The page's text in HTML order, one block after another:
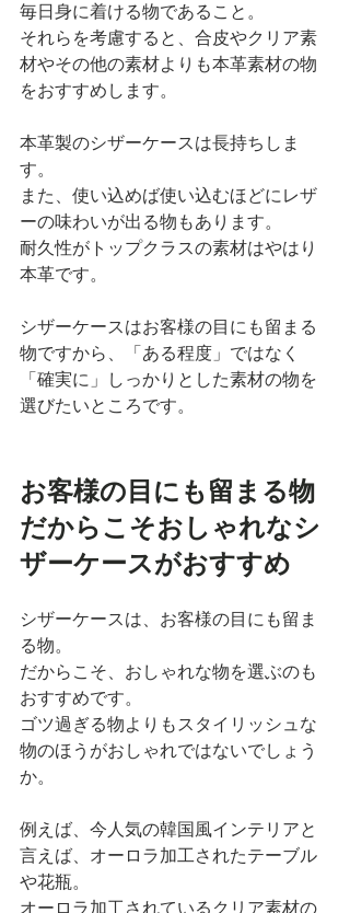
毎日身に着ける物であること。
それらを考慮すると、合皮やクリア素
材やその他の素材よりも本革素材の物
をおすすめします。
本革製のシザーケースは長持ちしま
す。
また、使い込めば使い込むほどにレザ
ーの味わいが出る物もあります。
耐久性がトップクラスの素材はやはり
本革です。
シザーケースはお客様の目にも留まる
物ですから、「ある程度」ではなく
「確実に」しっかりとした素材の物を
選びたいところです。
お客様の目にも留まる物
だからこそおしゃれなシ
ザーケースがおすすめ
シザーケースは、お客様の目にも留ま
る物。
だからこそ、おしゃれな物を選ぶのも
おすすめです。
ゴツ過ぎる物よりもスタイリッシュな
物のほうがおしゃれではないでしょう
か。
例えば、今人気の韓国風インテリアと
言えば、オーロラ加工されたテーブル
や花瓶。
オーロラ加工されているクリア素材の